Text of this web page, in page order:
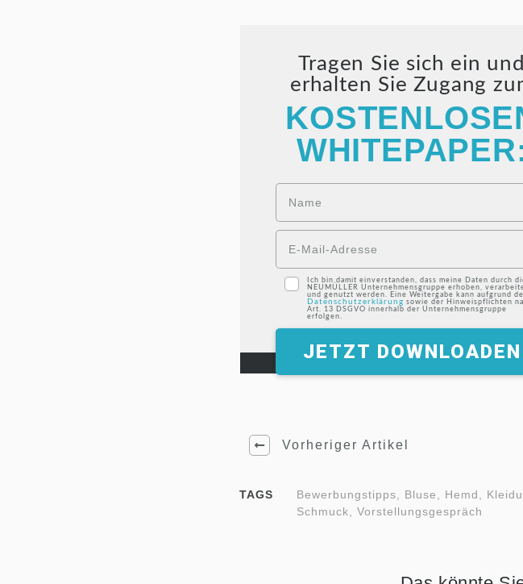
Tragen Sie sich ein und
erhalten Sie Zugang
Ich bin damit einverstanden, dass meine Daten durch
NEUMÜLLER Unternehmensgruppe erhoben,
und genutzt werden. Eine Weitergabe kann aufgrund
Datenschutzerklärung sowie der Hinweispflichten
Art. 13 DSGVO innerhalb der Unternehmensgruppe
erfolgen.
JETZT DOWNLOADEN
Vorheriger Artikel
TAGS
Bewerbungstipps, Bluse, Hemd,
Schmuck, Vorstellungsgespräch